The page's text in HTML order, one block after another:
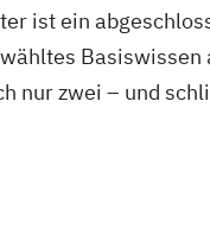
ist ein
nur zwei – und